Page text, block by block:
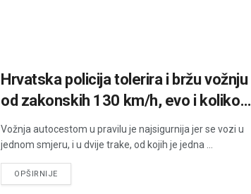
Hrvatska policija tolerira i bržu vožnju
od zakonskih 130 km/h, evo i koliko…
Vožnja autocestom u pravilu je najsigurnija jer se vozi u
jednom smjeru, i u dvije trake, od kojih je jedna ...
OPŠIRNIJEDETAILS